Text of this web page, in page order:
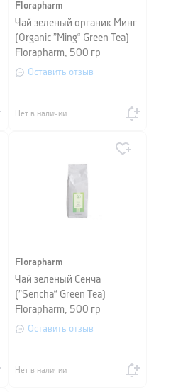
Florapharm
Чай зеленый органик Минг
(Organic ”Ming“ Green Tea)
Florapharm, 500 гр
Оставить отзыв
Нет в наличии
Florapharm
Чай зеленый Сенча
(”Sencha“ Green Tea)
Florapharm, 500 гр
Оставить отзыв
Нет в наличии